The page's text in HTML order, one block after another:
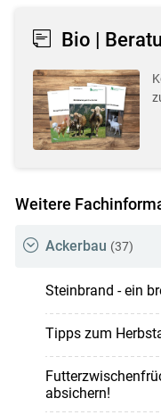
Bio |
Weitere
Ackerbau (37)
Steinbrand - ein
Tipps zum
absichern!